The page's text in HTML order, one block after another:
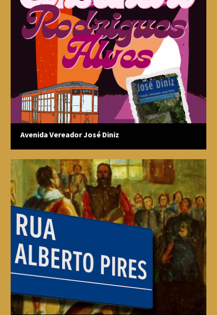
os sujeitos que formam a coletividade. Os critérios de avaliação
levam em conta essa realidade.
O programa foi reconhecido pelo concurso "Ações e exibições
para decolonizar práticas de museus" da Fundación Typa e da
Wikimedia Argentina em 2023 e foi semifinalista do
Premia
2024.
O nosso edital é escrito seguindo os princípios da Linguagem
Simples e foi laureado peloSelo Municipal de Linguagem
Simplesda Prefeitura Municipal de São Paulo.
Fale conosco em:
memoriaurbana.ahm@prefeitura.sp.gov.br
Avenida Vereador José Diniz